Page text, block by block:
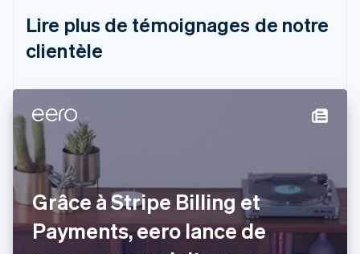
Lire plus de témoignages de notre
clientèle
Grâce à Stripe Billing et
Payments, eero lance de
Brésil
PortuguêsEnglish
Bulgarie
Chine continentale
简体中文English
Chypre
Croatie
English Italiano
Danemark
English
Émirats arabes unis